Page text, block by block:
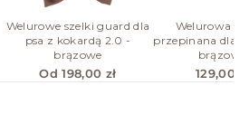
Welurowe szelki guard dla
psa z kokardą 2.0 -
brązowe
Od 198,00 zł
Welurowa
przepinana dla
brązowa
129,00